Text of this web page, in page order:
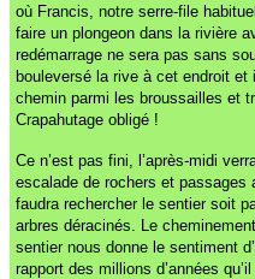
où Francis, notre serre-file
faire un plongeon dans la rivière
redémarrage ne sera pas sans
bouleversé la rive à cet endroit
chemin parmi les broussailles et
Crapahutage obligé !
Ce n’est pas fini, l’après-midi
escalade de rochers et passages
faudra rechercher le sentier soit
arbres déracinés. Le
sentier nous donne le sentiment
rapport des millions d’années